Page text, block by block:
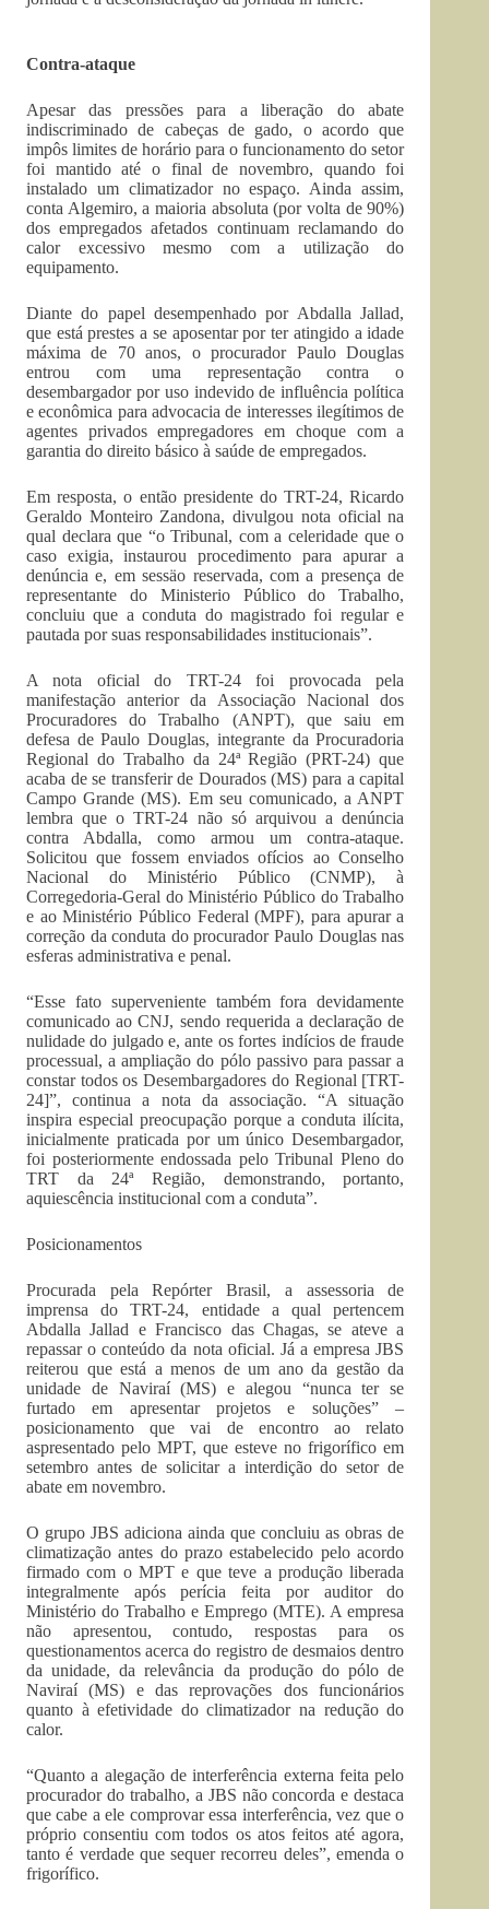
Contra-ataque
Apesar das pressões para a liberação do abate
indiscriminado de cabeças de gado, o acordo que
impôs limites de horário para o funcionamento do setor
foi mantido até o final de novembro, quando foi
instalado um climatizador no espaço. Ainda assim,
conta Algemiro, a maioria absoluta (por volta de 90%)
dos empregados afetados continuam reclamando do
calor excessivo mesmo com a utilização do
equipamento.
Diante do papel desempenhado por Abdalla Jallad,
que está prestes a se aposentar por ter atingido a idade
máxima de 70 anos, o procurador Paulo Douglas
entrou com uma representação contra o
desembargador por uso indevido de influência política
e econômica para advocacia de interesses ilegítimos de
agentes privados empregadores em choque com a
garantia do direito básico à saúde de empregados.
Em resposta, o então presidente do TRT-24, Ricardo
Geraldo Monteiro Zandona, divulgou nota oficial na
qual declara que “o Tribunal, com a celeridade que o
caso exigia, instaurou procedimento para apurar a
denúncia e, em sessäo reservada, com a presença de
representante do Ministerio Público do Trabalho,
concluiu que a conduta do magistrado foi regular e
pautada por suas responsabilidades institucionais”.
A nota oficial do TRT-24 foi provocada pela
manifestação anterior da Associação Nacional dos
Procuradores do Trabalho (ANPT), que saiu em
defesa de Paulo Douglas, integrante da Procuradoria
Regional do Trabalho da 24ª Região (PRT-24) que
acaba de se transferir de Dourados (MS) para a capital
Campo Grande (MS). Em seu comunicado, a ANPT
lembra que o TRT-24 não só arquivou a denúncia
contra Abdalla, como armou um contra-ataque.
Solicitou que fossem enviados ofícios ao Conselho
Nacional do Ministério Público (CNMP), à
Corregedoria-Geral do Ministério Público do Trabalho
e ao Ministério Público Federal (MPF), para apurar a
correção da conduta do procurador Paulo Douglas nas
esferas administrativa e penal.
“Esse fato superveniente também fora devidamente
comunicado ao CNJ, sendo requerida a declaração de
nulidade do julgado e, ante os fortes indícios de fraude
processual, a ampliação do pólo passivo para passar a
constar todos os Desembargadores do Regional [TRT-
24]”, continua a nota da associação. “A situação
inspira especial preocupação porque a conduta ilícita,
inicialmente praticada por um único Desembargador,
foi posteriormente endossada pelo Tribunal Pleno do
TRT da 24ª Região, demonstrando, portanto,
aquiescência institucional com a conduta”.
Posicionamentos
Procurada pela Repórter Brasil, a assessoria de
imprensa do TRT-24, entidade a qual pertencem
Abdalla Jallad e Francisco das Chagas, se ateve a
repassar o conteúdo da nota oficial. Já a empresa JBS
reiterou que está a menos de um ano da gestão da
unidade de Naviraí (MS) e alegou “nunca ter se
furtado em apresentar projetos e soluções” –
posicionamento que vai de encontro ao relato
aspresentado pelo MPT, que esteve no frigorífico em
setembro antes de solicitar a interdição do setor de
abate em novembro.
O grupo JBS adiciona ainda que concluiu as obras de
climatização antes do prazo estabelecido pelo acordo
firmado com o MPT e que teve a produção liberada
integralmente após perícia feita por auditor do
Ministério do Trabalho e Emprego (MTE). A empresa
não apresentou, contudo, respostas para os
questionamentos acerca do registro de desmaios dentro
da unidade, da relevância da produção do pólo de
Naviraí (MS) e das reprovações dos funcionários
quanto à efetividade do climatizador na redução do
calor.
“Quanto a alegação de interferência externa feita pelo
procurador do trabalho, a JBS não concorda e destaca
que cabe a ele comprovar essa interferência, vez que o
próprio consentiu com todos os atos feitos até agora,
tanto é verdade que sequer recorreu deles”, emenda o
frigorífico.